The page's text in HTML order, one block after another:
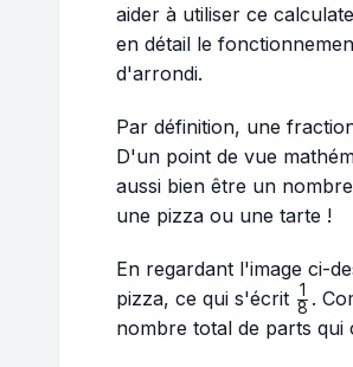
aider à utiliser ce
en détail le
d'arrondi.
Par définition, une
D'un point de vue
aussi bien être un
une pizza ou une tarte !
En regardant l'image ci-
pizza, ce qui s'écrit
{8}
8
1 .
nombre total de parts qui